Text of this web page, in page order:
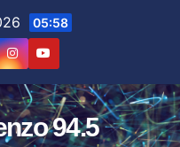
05:58
94.5